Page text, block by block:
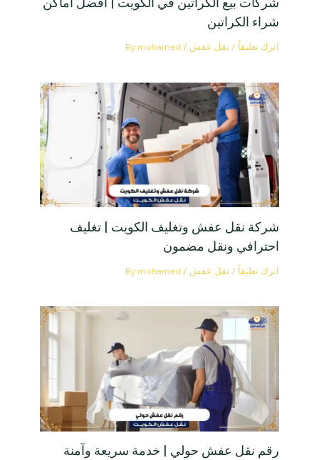
شركات بيع الكراتين في الكويت | أفضل أماكن
شراء الكراتين
اترك تعليقاً /نقل عفش/ By
mohamed
شركة نقل عفش وتغليف الكويت | تغليف
احترافي ونقل مضمون
اترك تعليقاً /نقل عفش/ By
mohamed
رقم نقل عفش حولي | خدمة سريعة وآمنة